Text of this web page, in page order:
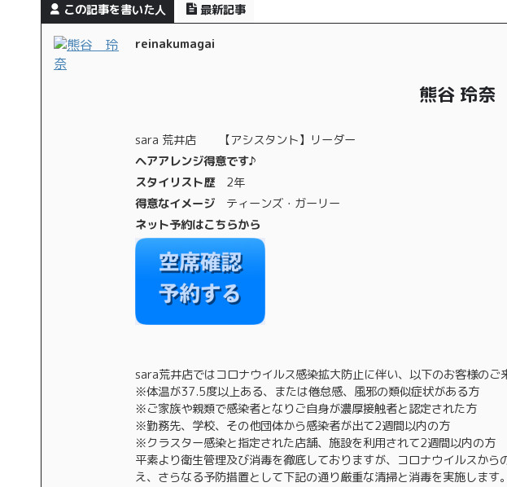
この記事を書いた人 最新記事
reinakumagai
熊谷 玲奈
sara 荒井店 【アシスタント】リーダー
ヘアアレンジ得意です♪
スタイリスト歴2年
得意なイメージ ティーンズ・ガーリー
ネット予約はこちらから
sara荒井店ではコロナウイルス感染拡大防止に伴い、以下のお客様のご
※体温が37.5度以上ある、または倦怠感、風邪の類似症状がある方
※ご家族や親類で感染者となりご自身が濃厚接触者と認定された方
※勤務先、学校、その他団体から感染者が出て2週間以内の方
※クラスター感染と指定された店舗、施設を利用されて2週間以内の方
平素より衛生管理及び消毒を徹底しておりますが、コロナウイルスか
え、さらなる予防措置として下記の通り厳重な清掃と消毒を実施します。